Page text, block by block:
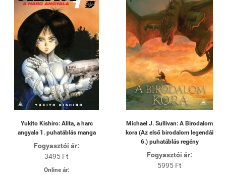
Yukito Kishiro: Alita, a harc
angyala 1. puhatáblás manga
Fogyasztói ár:
3495 Ft
Online ár:
Michael J. Sullivan: A Birodalom
kora (Az első birodalom legendái
6.) puhatáblás regény
Fogyasztói ár:
5995 Ft